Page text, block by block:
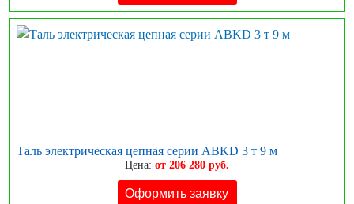
Таль электрическая цепная серии ABKD 3 т 9 м
Цена: от 206 280 руб.
Оформить заявку